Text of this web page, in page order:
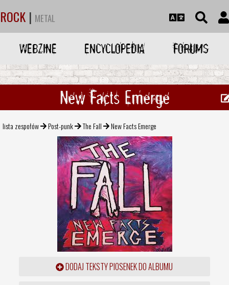
ROCK | METAL
WEBZINE ENCYCLOPEDIA FORUMS
New Facts Emerge
lista zespołów Post-punk The Fall New Facts Emerge
DODAJ TEKSTY PIOSENEK DO ALBUMU